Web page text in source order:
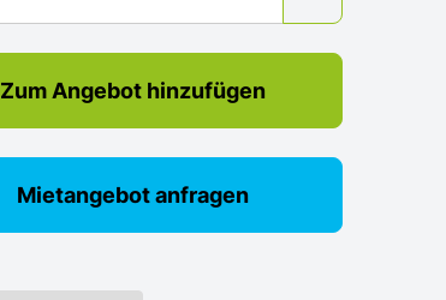
Zum Angebot hinzufügen
Mietangebot anfragen